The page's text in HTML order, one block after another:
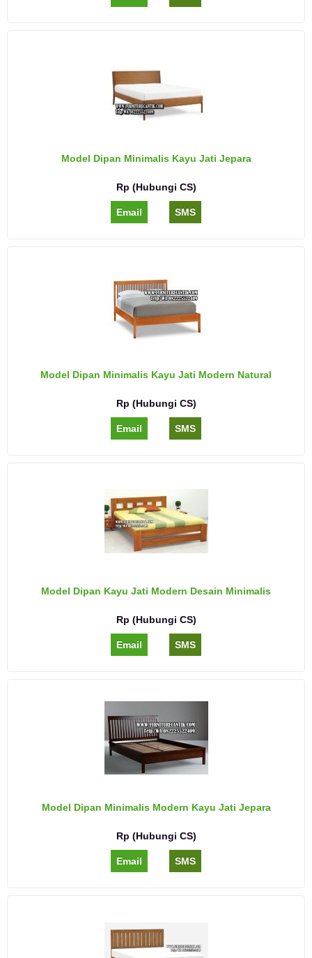
Model Dipan Minimalis Kayu Jati Jepara
Rp (Hubungi CS)
Email SMS
Model Dipan Minimalis Kayu Jati Modern Natural
Rp (Hubungi CS)
Email SMS
Model Dipan Kayu Jati Modern Desain Minimalis
Rp (Hubungi CS)
Email SMS
Model Dipan Minimalis Modern Kayu Jati Jepara
Rp (Hubungi CS)
Email SMS